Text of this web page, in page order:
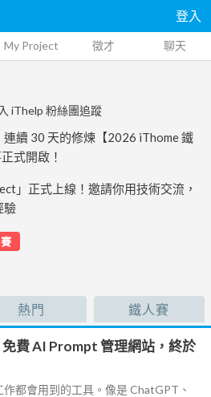
登入
My Project 徵才 聊天
iThelp 粉絲團追蹤
續 30 天的修煉【2026 iThome 鐵
式開啟！
」正式上線！邀請你用技術交流，
驗
熱門 鐵人賽
免費 AI Prompt 管理網站，終於
都會用到的工具。像是 ChatGPT、